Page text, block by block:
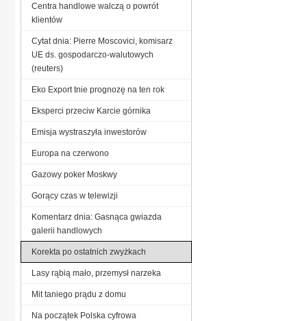
Centra handlowe walczą o powrót
klientów
Cytat dnia: Pierre Moscovici, komisarz
UE ds. gospodarczo-walutowych
(reuters)
Eko Export tnie prognozę na ten rok
Eksperci przeciw Karcie górnika
Emisja wystraszyła inwestorów
Europa na czerwono
Gazowy poker Moskwy
Gorący czas w telewizji
Komentarz dnia: Gasnąca gwiazda
galerii handlowych
Korekta po ostatnich zwyżkach
Lasy rąbią mało, przemysł narzeka
Mit taniego prądu z domu
Na początek Polska cyfrowa